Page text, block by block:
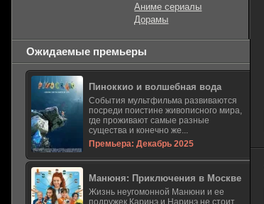
Аниме сериалы
Дорамы
Ожидаемые премьеры
Пиноккио и волшебная вода
События мультфильма развиваются
посреди поистине живописного мира,
где проживают самые разные
существа и конечно же...
Премьера: Декабрь 2025
Манюня: Приключения в Москве
Жизнь неугомонной Манюни и ее
подружек Каринэ и Наринэ не стоит